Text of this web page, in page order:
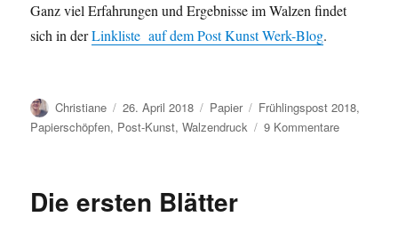
Ganz viel Erfahrungen und Ergebnisse im Walzen findet
sich in derLinkliste auf dem Post Kunst Werk-Blog.
Autor
Christiane
Veröffentlicht
am
26. April 2018 Kategorien
Papier Schlagwörter
Frühlingspost 2018,
Papierschöpfen, Post-Kunst,Walzendruck 9 Kommentarezu
Die ersten Blätter